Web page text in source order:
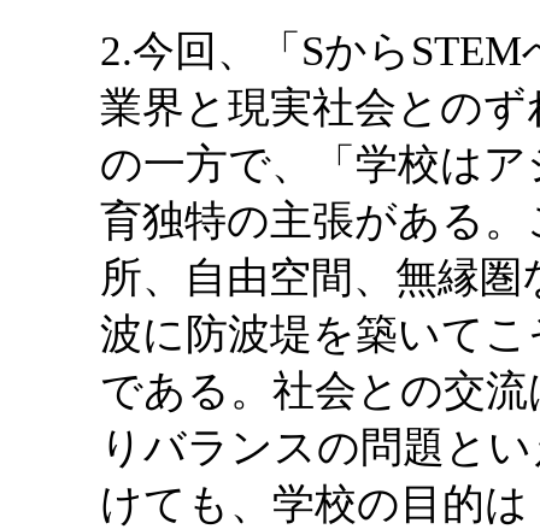
2.今回、「Sから
業界と現実社会との
の一方で、「学校は
育独特の主張がある
所、自由空間、無縁
波に防波堤を築いて
である。社会との交
りバランスの問題と
けても、学校の目的